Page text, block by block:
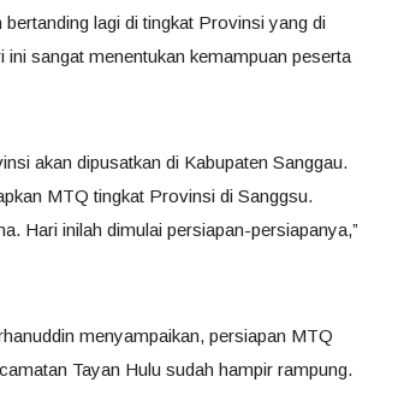
lagi di tingkat Provinsi yang di
ini sangat menentukan kemampuan peserta
akan dipusatkan di Kabupaten Sanggau.
MTQ tingkat Provinsi di Sanggsu.
Hari inilah dimulai persiapan-persiapanya,”
menyampaikan, persiapan MTQ
Tayan Hulu sudah hampir rampung.